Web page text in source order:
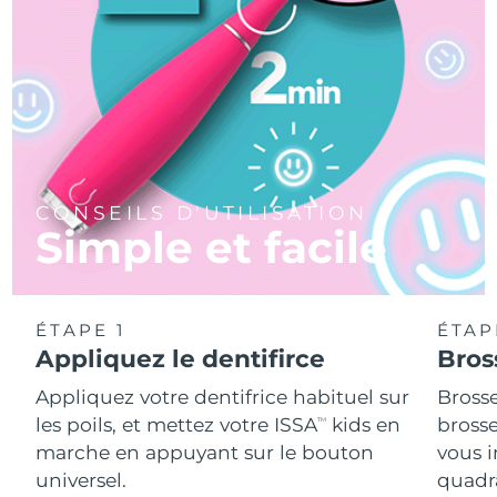
CONSEILS D'UTILISATION
Simple et facile
ÉTAPE 1
Appliquez le dentifirce
Appliquez votre dentifrice habituel sur
les poils, et mettez votre ISSATM
kids en
marche en appuyant sur le bouton
universel.
vous